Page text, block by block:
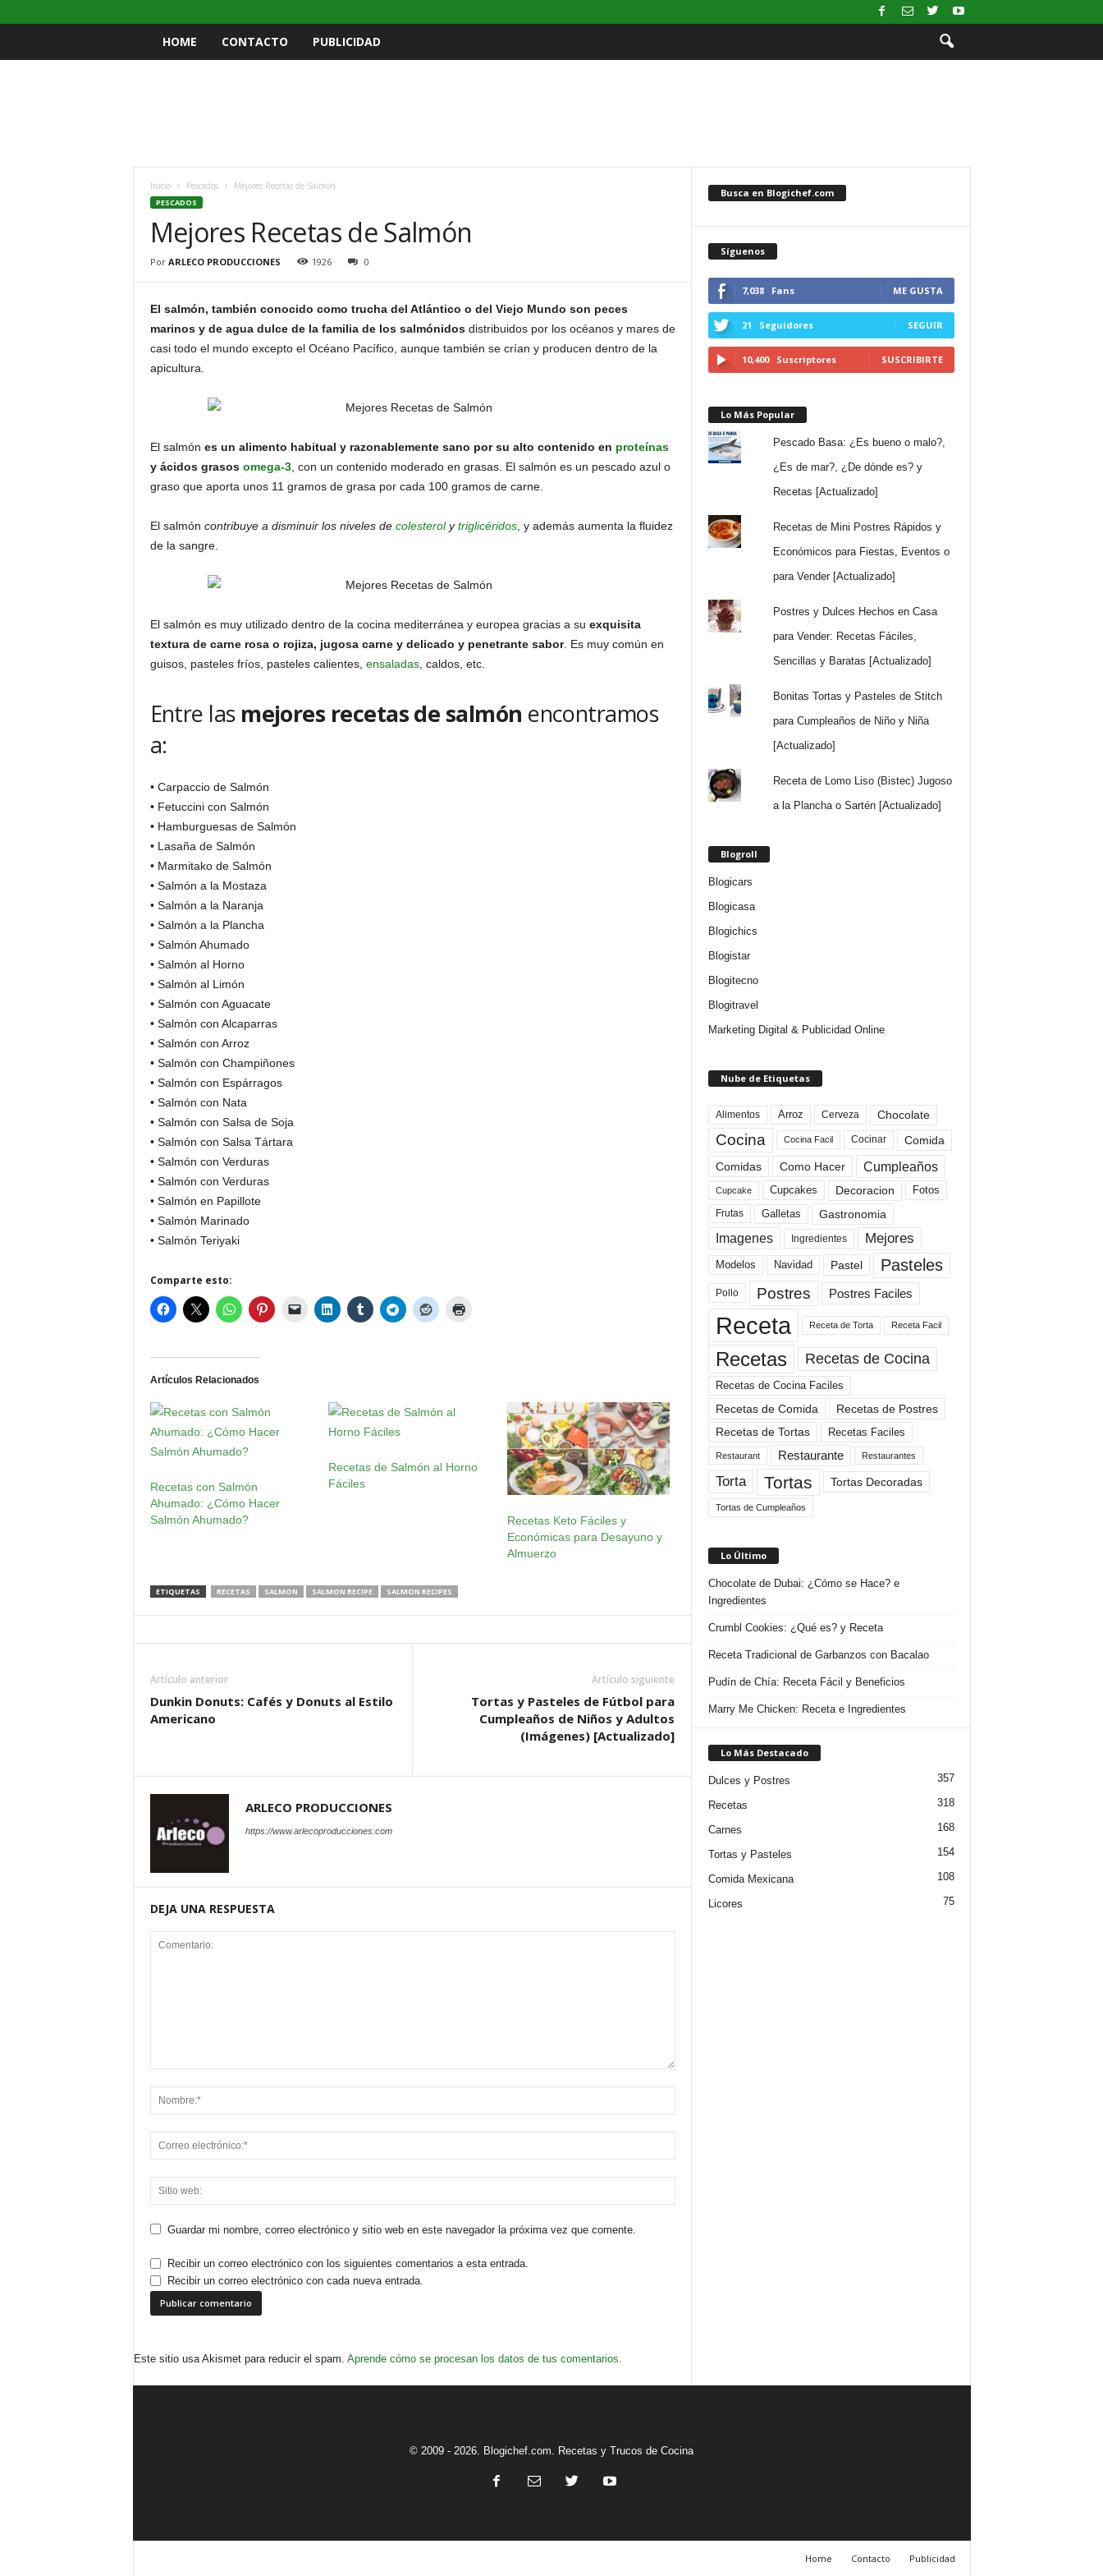
HOME CONTACTO PUBLICIDAD
Inicio Pescados Mejores Recetas de Salmón
PESCADOS
Mejores Recetas de Salmón
Por ARLECO PRODUCCIONES 1926 0
El salmón, también conocido como trucha del Atlántico o del Viejo Mundo son peces
marinos y de agua dulce de la familia de los salmónidosdistribuidos por los océanos y mares de
casi todo el mundo excepto el Océano Pacífico, aunque también se crían y producen dentro de la
apicultura.
El salmón es un alimento habitual y razonablemente sano por su alto contenido en proteínas
y ácidos grasos omega-3, con un contenido moderado en grasas. El salmón es un pescado azul o
graso que aporta unos 11 gramos de grasa por cada 100 gramos de carne.
El salmón contribuye a disminuir los niveles de colesterolytriglicéridos, y además aumenta la fluidez
de la sangre.
El salmón es muy utilizado dentro de la cocina mediterránea y europea gracias a su exquisita
textura de carne rosa o rojiza, jugosa carne y delicado y penetrante sabor. Es muy común en
guisos, pasteles fríos, pasteles calientes, ensaladas, caldos, etc.
Entre las mejores recetas de salmón encontramos
a:
• Carpaccio de Salmón
• Fetuccini con Salmón
• Hamburguesas de Salmón
• Lasaña de Salmón
• Marmitako de Salmón
• Salmón a la Mostaza
• Salmón a la Naranja
• Salmón a la Plancha
• Salmón Ahumado
• Salmón al Horno
• Salmón al Limón
• Salmón con Aguacate
• Salmón con Alcaparras
• Salmón con Arroz
• Salmón con Champiñones
• Salmón con Espárragos
• Salmón con Nata
• Salmón con Salsa de Soja
• Salmón con Salsa Tártara
• Salmón con Verduras
• Salmón con Verduras
• Salmón en Papillote
• Salmón Marinado
• Salmón Teriyaki
Comparte esto:
Artículos Relacionados
Recetas con Salmón
Ahumado: ¿Cómo Hacer
Salmón Ahumado?
Recetas de Salmón al Horno
Fáciles
Recetas Keto Fáciles y
Económicas para Desayuno y
Almuerzo
ETIQUETAS RECETAS SALMON SALMON RECIPE SALMON RECIPES
Artículo anterior
Dunkin Donuts: Cafés y Donuts al Estilo
Americano
Artículo siguiente
Tortas y Pasteles de Fútbol para
Cumpleaños de Niños y Adultos
(Imágenes) [Actualizado]
ARLECO PRODUCCIONES
https://www.arlecoproducciones.com
DEJA UNA RESPUESTA
Guardar mi nombre, correo electrónico y sitio web en este navegador la próxima vez que comente.
Recibir un correo electrónico con los siguientes comentarios a esta entrada.
Recibir un correo electrónico con cada nueva entrada.
Este sitio usa Akismet para reducir el spam. Aprende cómo se procesan los datos de tus comentarios.
Busca en Blogichef.com
Síguenos
7,038 Fans ME GUSTA
21 Seguidores SEGUIR
10,400 Suscriptores SUSCRIBIRTE
Lo Más Popular
Pescado Basa: ¿Es bueno o malo?,
¿Es de mar?, ¿De dónde es? y
Recetas [Actualizado]
Recetas de Mini Postres Rápidos y
Económicos para Fiestas, Eventos o
para Vender [Actualizado]
Postres y Dulces Hechos en Casa
para Vender: Recetas Fáciles,
Sencillas y Baratas [Actualizado]
Bonitas Tortas y Pasteles de Stitch
para Cumpleaños de Niño y Niña
[Actualizado]
Receta de Lomo Liso (Bistec) Jugoso
a la Plancha o Sartén [Actualizado]
Blogroll
Blogicars
Blogicasa
Blogichics
Blogistar
Blogitecno
Blogitravel
Marketing Digital & Publicidad Online
Nube de Etiquetas
Alimentos Arroz Cerveza Chocolate
Cocina Cocina Facil Cocinar
Comida
Comidas
Como Hacer Cumpleaños
Cupcake Cupcakes Decoracion Fotos
Frutas Galletas Gastronomia
Imagenes Ingredientes Mejores
Modelos Navidad Pastel Pasteles
Pollo Postres Postres Faciles
Receta Receta de Torta Receta Facil
Recetas Recetas de Cocina
Recetas de Cocina Faciles
Recetas de Comida
Recetas de Postres
Recetas de Tortas
Recetas Faciles
Restaurant Restaurante Restaurantes
Torta Tortas Tortas Decoradas
Tortas de Cumpleaños
Lo Último
Chocolate de Dubai: ¿Cómo se Hace? e
Ingredientes
Crumbl Cookies: ¿Qué es? y Receta
Receta Tradicional de Garbanzos con Bacalao
Pudín de Chía: Receta Fácil y Beneficios
Marry Me Chicken: Receta e Ingredientes
Lo Más Destacado
Dulces y Postres 357
Recetas 318
Carnes 168
Tortas y Pasteles 154
Comida Mexicana 108
Licores 75
© 2009 - 2026. Blogichef.com. Recetas y Trucos de Cocina
Home Contacto Publicidad